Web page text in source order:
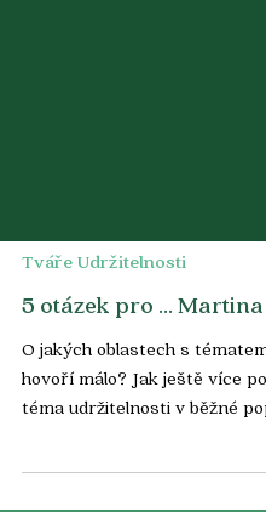
Tváře Udržitelnosti
5 otázek pro ...
O jakých oblastech s
hovoří málo? Jak ještě více